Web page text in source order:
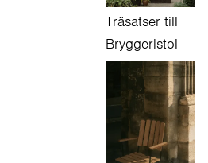
Träsatser till
Bryggeristol